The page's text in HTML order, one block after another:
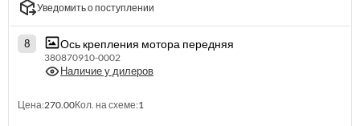
Уведомить о поступлении
8 Ось крепления мотора передняя
380870910-0002
Наличие у дилеров
Цена:270.00Кол. на схеме:1